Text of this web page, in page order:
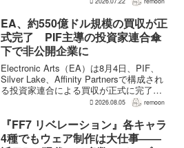
そうに暮らすシャケをプレイヤーが一方
的にシバき、大切なオタ...
EA、約550億ドル規模の買収が正
式完了 PIF主導の投資家連合傘
下で非公開企業に
Electronic Arts（EA）は8月4日、PIF、
Silver Lake、Affinity Partnersで構成され
る投資家連合による買収が正式に完了し
たと発表した。企業価値約550億ドル規模
普...
2026.08.05 remoon
『FF7 リベレーション』各キャラ
4種でもウェア制作は大仕事――